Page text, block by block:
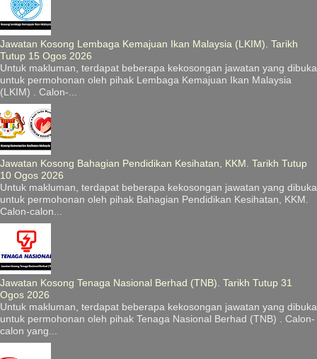
Jawatan Kosong Lembaga Kemajuan Ikan Malaysia (LKIM). Tarikh
Tutup 15 Ogos 2026
Untuk makluman, terdapat beberapa kekosongan jawatan yang dibuka
untuk permohonan oleh pihak Lembaga Kemajuan Ikan Malaysia
(LKIM) . Calon-...
Jawatan Kosong Bahagian Pendidikan Kesihatan, KKM. Tarikh Tutup
10 Ogos 2026
Untuk makluman, terdapat beberapa kekosongan jawatan yang dibuka
untuk permohonan oleh pihak Bahagian Pendidikan Kesihatan, KKM.
Calon-calon...
Jawatan Kosong Tenaga Nasional Berhad (TNB). Tarikh Tutup 31
Ogos 2026
Untuk makluman, terdapat beberapa kekosongan jawatan yang dibuka
untuk permohonan oleh pihak Tenaga Nasional Berhad (TNB) . Calon-
calon yang...